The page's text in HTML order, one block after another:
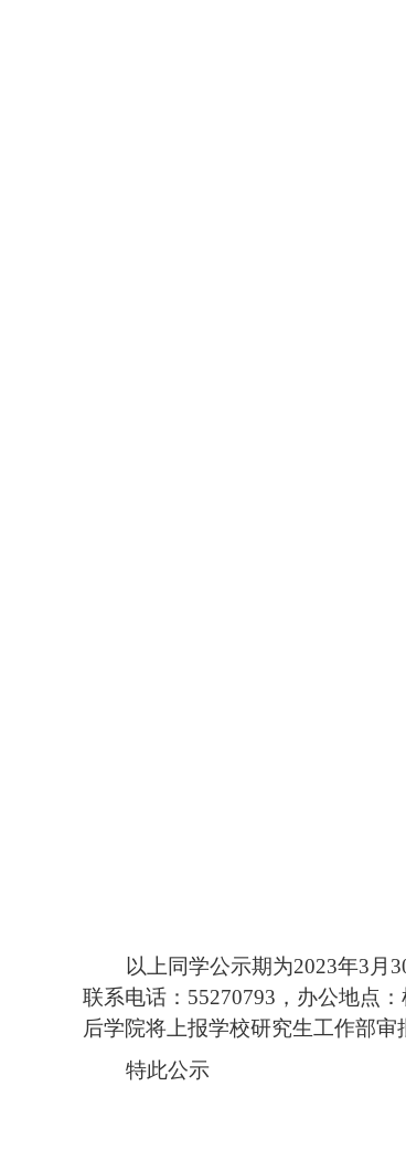
以上同学公示期为2023年3 月
联系电话： 55270793 ，办公地点
后学院将上报学校研究生工作部审
特此公示